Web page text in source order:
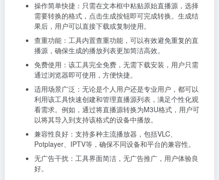
操作简单快捷：只需在文本框中粘贴原始直播源，选择
需要转换的格式，点击生成按钮即可完成转换。生成结
果后，用户可以直接下载或复制使用。
查重功能：工具内置查重功能，可以有效避免重复的直
播源，确保生成的播放列表更加简洁高效。
免费使用：该工具完全免费，无需下载安装，用户只需
通过浏览器即可使用，方便快捷。
适用场景广泛：无论是个人用户还是专业用户，都可以
利用该工具快速创建和管理直播源列表，满足个性化观
看需求。例如，通过将直播源转换为M3U格式，用户可
以将其导入到支持该格式的设备中播放。
兼容性良好：支持多种主流播放器，包括VLC、
Potplayer、IPTV等，确保不同设备和平台的兼容性。
无广告干扰：工具界面简洁，无广告推广，用户体验良
好。